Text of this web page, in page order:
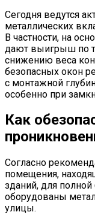
Сегодня ведутся
металлических
В частности, на
дают выигрыш по
снижению веса
безопасных окон
с монтажной
особенно при
Как
Согласно
помещения,
зданий, для
оборудованы
улицы.